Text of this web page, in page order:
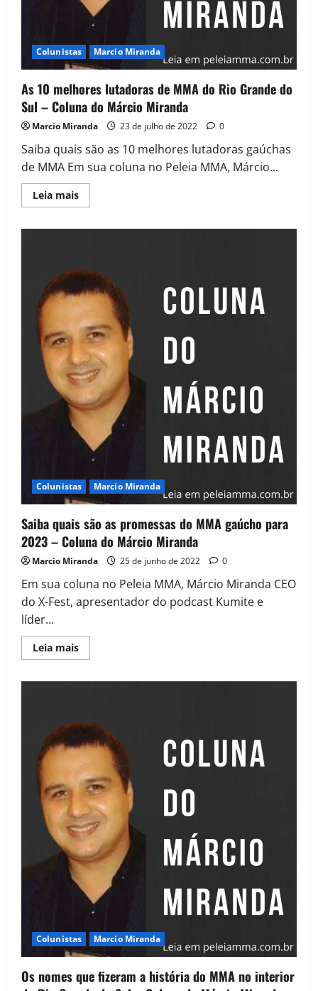
Colunistas Marcio Miranda
As 10 melhores lutadoras de MMA do Rio Grande do
Sul – Coluna do Márcio Miranda
Marcio Miranda 23 de julho de 2022 0
Saiba quais são as 10 melhores lutadoras gaúchas
de MMA Em sua coluna no Peleia MMA, Márcio...
Leia mais
Colunistas Marcio Miranda
Saiba quais são as promessas do MMA gaúcho para
2023 – Coluna do Márcio Miranda
Marcio Miranda 25 de junho de 2022 0
Em sua coluna no Peleia MMA, Márcio Miranda CEO
do X-Fest, apresentador do podcast Kumite e
líder...
Leia mais
Colunistas Marcio Miranda
Os nomes que fizeram a história do MMA no interior